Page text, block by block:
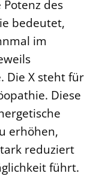
Potenz des
bedeutet,
im
Die X steht für
Diese
erhöhen,
reduziert
führt.